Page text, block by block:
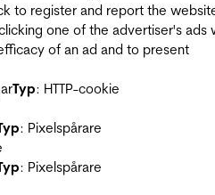
to register and report the
one of the advertiser's ads
of an ad and to present
Typ: HTTP-cookie
: Pixelspårare
: Pixelspårare